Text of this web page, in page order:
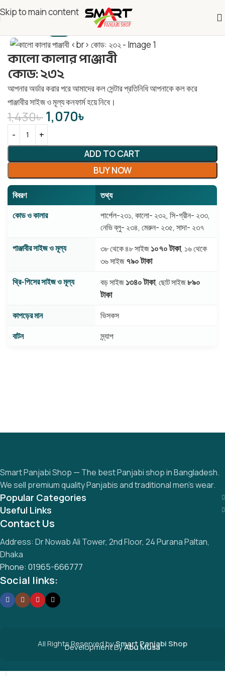
Skip to main content
কালো কালার পাঞ্জাবী
কোড: ২৩২
আপনার অর্ডার করার পরে আমাদের কল সেন্টার প্রতিনিধি আপনাকে কল করে
পাঞ্জাবীর সাইজ ও মূল্য কনফার্ম হয়ে নিবে।
1,430৳1,070৳
ADD TO CART
BUY NOW
বিবরণ
তথ্য
কোড ও কালার
পার্পেল-২৩১, কালো- ২৩২, সি-গ্রীন- ২৩৩,
নেভি ব্লু- ২৩৪, মেরুন- ২৩৫, সাদা- ২৩৭
পাঞ্জাবীর সাইজ ও মূল্য
৩৮ থেকে ৪৮ সাইজ১০৭০ টাকা, ১৬ থেকে
৩৬ সাইজ৭৯০ টাকা
থ্রি-পিসের সাইজ ও মূল্য বড় সাইজ১৩৪০ টাকা, ছোট সাইজ৮৯০
টাকা
কাপড়ের মান
ভিসকস
বাটন
স্ন্যাপ
Smart Panjabi Shop — The best Panjabi shop in Bangladesh.
We sell premium quality Panjabis and traditional men’s wear.
Popular Categories
Useful Links
Contact Us
Address: Dr Nowab Ali Tower, 2nd Floor, 24 Purana Paltan,
Dhaka
Phone: 01965-666777
Social links:
All Rights Reserved bySmart Panjabi Shop
Development ByAbu Musa